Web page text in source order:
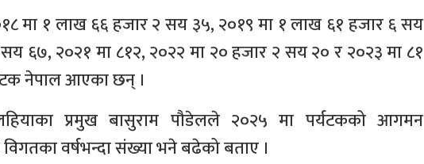
मा १ लाख ६६ हजार २ सय ३५, २०१९ मा १ लाख ६१ हजार ६ सय
६७, २०२१ मा ८१२, २०२२ मा २० हजार २ सय २० र २०२३ मा ८१
नेपाल आएका छन् ।
प्रमुख बासुराम पौडेलले २०२५ मा पर्यटकको आगमन
वर्षभन्दा संख्या भने बढेको बताए ।